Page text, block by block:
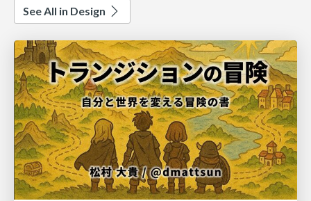
See All in Design